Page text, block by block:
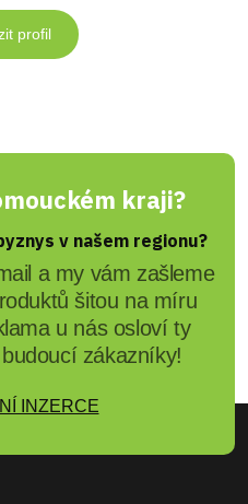
profil
kraji?
v našem regionu?
a my vám zašleme
šitou na míru
u nás osloví ty
zákazníky!
INZERCE